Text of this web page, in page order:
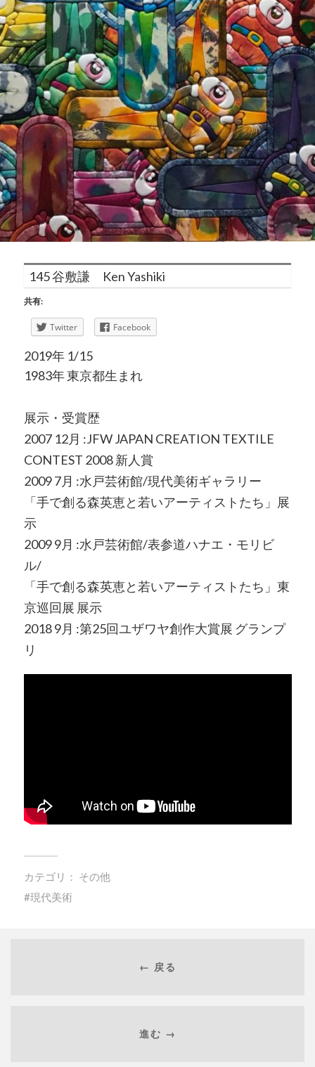
145 谷敷謙 Ken Yashiki
共有:
Twitter Facebook
2019年 1/15
1983年 東京都生まれ
展示・受賞歴
2007 12月 :JFW JAPAN CREATION TEXTILE
CONTEST 2008 新人賞
2009 7月 :水戸芸術館/現代美術ギャラリー
「手で創る森英恵と若いアーティストたち」展
示
2009 9月 :水戸芸術館/表参道ハナエ・モリビ
ル/
「手で創る森英恵と若いアーティストたち」東
京巡回展 展示
2018 9月 :第25回ユザワヤ創作大賞展 グランプ
リ
カテゴリ： その他
現代美術
← 戻る
進む →